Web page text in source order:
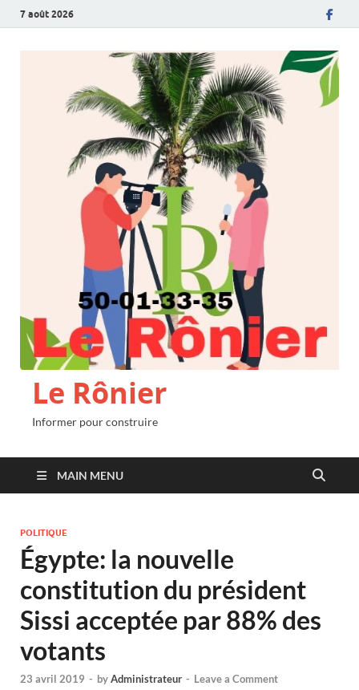
7 août 2026
Le Rônier
Informer pour construire
MAIN MENU
POLITIQUE
Égypte: la nouvelle
constitution du président
Sissi acceptée par 88% des
votants
23 avril 2019 - byAdministrateur - Leave a Comment